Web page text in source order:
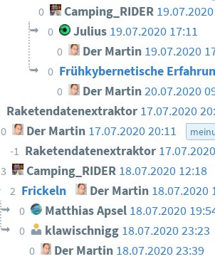
0 Camping_RIDER
0 Julius 19.07.2020 17:11
0 Der Martin 19.07.2020
0 Frühkybernetische
0 Der Martin20.07.2020
Raketendatenextraktor 17.07.2020
0 Der Martin 17.07.2020 20:11
-1 Raketendatenextraktor
3 Camping_RIDER 18.07.2020 12:18
2 Frickeln Der Martin 18.07.2020
0 Matthias Apsel 18.07.2020
0 klawischnigg 18.07.2020 23:23
0 Der Martin 18.07.2020 23:39